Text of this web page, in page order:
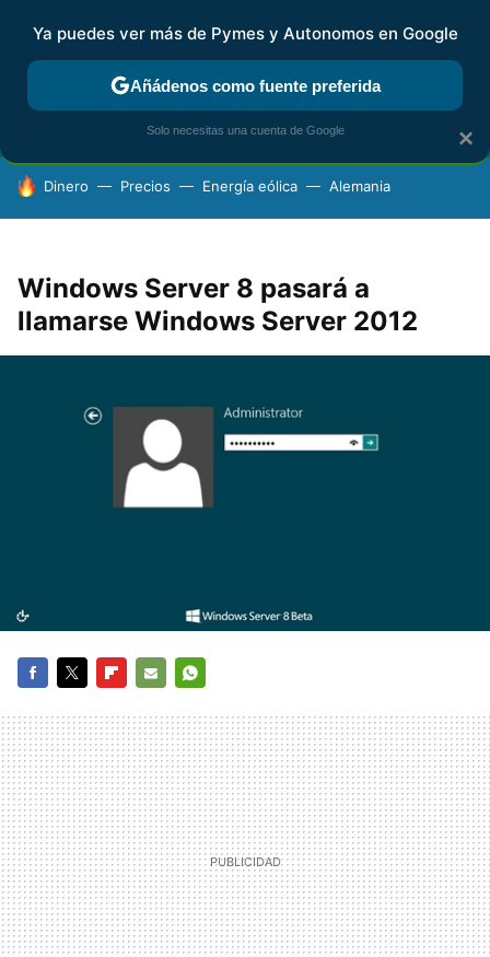
FISCALIDAD Y CONTABILIDAD KIT DIGITAL RENTA
HOY SE HABLA DE
Dinero Precios Energía eólica Alemania
Windows Server 8 pasará a
llamarse Windows Server 2012
MAIL
×
Ya puedes ver más de Pymes y Autonomos en Google
Añádenos como fuente preferida
Solo necesitas una cuenta de Google